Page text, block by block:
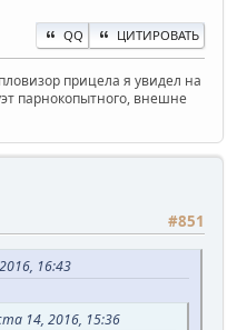
QQ ЦИТИРОВАТЬ
прицела я увидел на
парнокопытного, внешне
#851
16:43
14, 2016, 15:36